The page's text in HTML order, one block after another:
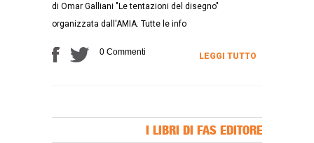
di Omar Galliani "Le tentazioni del disegno"
organizzata dall'AMIA. Tutte le info
0 Commenti LEGGI TUTTO
I LIBRI DI FAS EDITORE